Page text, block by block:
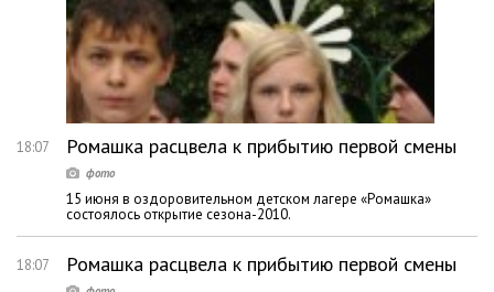
18:07 Ромашка расцвела к прибытию первой смены
15 июня в оздоровительном детском лагере «Ромашка»
состоялось открытие сезона-2010.
18:07 Ромашка расцвела к прибытию первой смены